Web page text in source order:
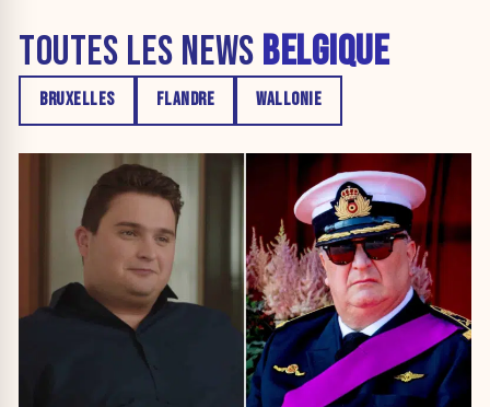
TOUTES LES NEWS BELGIQUE
BRUXELLES FLANDRE WALLONIE